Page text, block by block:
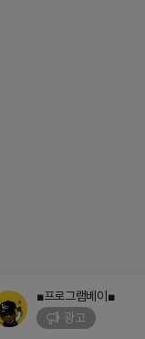
■프로그램베이■
광고